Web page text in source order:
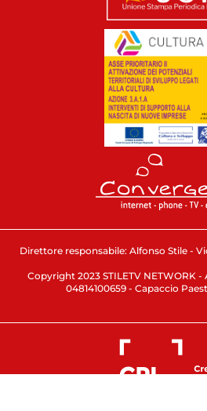
Direttore responsabile: Alfonso Stile -
Copyright 2023 STILETV NETWORK
04814100659 - Capaccio